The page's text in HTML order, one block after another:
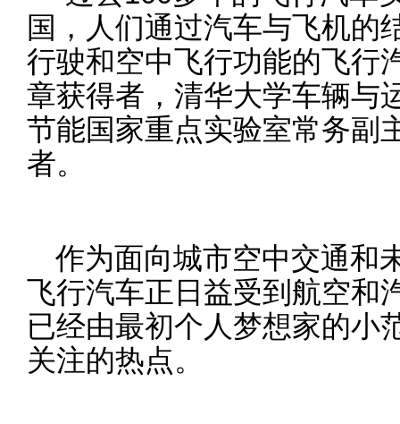
国，人们通过汽车与飞机的
行驶和空中飞行功能的飞行
章获得者，清华大学车辆与
节能国家重点实验室常务副
者。
作为面向城市空中交通和
飞行汽车正日益受到航空和
已经由最初个人梦想家的小
关注的热点。